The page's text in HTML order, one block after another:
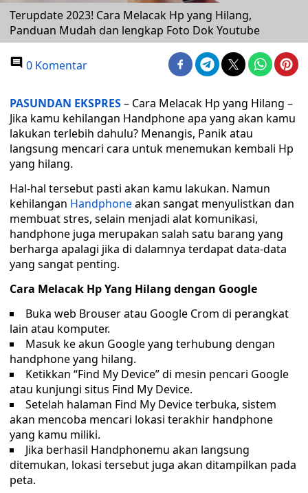
Terupdate 2023! Cara Melacak Hp yang Hilang,
Panduan Mudah dan lengkap Foto Dok Youtube
0 Komentar
PASUNDAN EKSPRES– Cara Melacak Hp yang Hilang –
Jika kamu kehilangan Handphone apa yang akan kamu
lakukan terlebih dahulu? Menangis, Panik atau
langsung mencari cara untuk menemukan kembali Hp
yang hilang.
Hal-hal tersebut pasti akan kamu lakukan. Namun
kehilangan Handphoneakan sangat menyulistkan dan
membuat stres, selain menjadi alat komunikasi,
handphone juga merupakan salah satu barang yang
berharga apalagi jika di dalamnya terdapat data-data
yang sangat penting.
Cara Melacak Hp Yang Hilang dengan Google
Buka web Brouser atau Google Crom di perangkat
lain atau komputer.
Masuk ke akun Google yang terhubung dengan
handphone yang hilang.
Ketikkan “Find My Device” di mesin pencari Google
atau kunjungi situs Find My Device.
Setelah halaman Find My Device terbuka, sistem
akan mencoba mencari lokasi terakhir handphone
yang kamu miliki.
Jika berhasil Handphonemu akan langsung
ditemukan, lokasi tersebut juga akan ditampilkan pada
peta.